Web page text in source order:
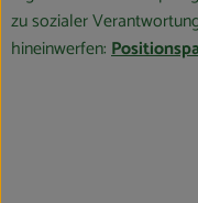
zu sozialer
hineinwerfen: